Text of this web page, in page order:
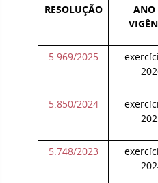
RESOLUÇÃO
ANO
5.969/2025
5.850/2024
5.748/2023